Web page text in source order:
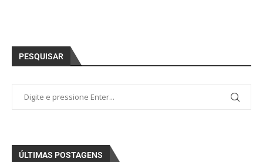
PESQUISAR
ÚLTIMAS POSTAGENS